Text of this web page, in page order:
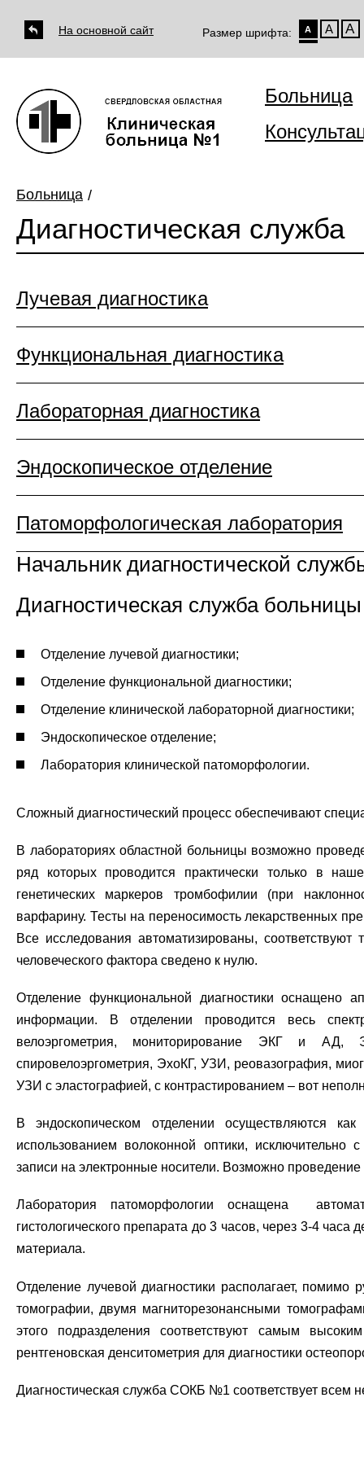
На основной сайт Размер шрифта: А А А
Больница
Больница
Диагностическая служба
Лучевая диагностика
Функциональная диагностика
Лабораторная диагностика
Эндоскопическое отделение
Патоморфологическая лаборатория
Начальник диагностической
Диагностическая служба
Отделение лучевой диагностики;
Отделение функциональной диагностики;
Отделение клинической лабораторной диагностики;
Эндоскопическое отделение;
Лаборатория клинической патоморфологии.
Сложный диагностический процесс обеспечивают
В лабораториях областной больницы возможно
ряд которых проводится практически только в
генетических маркеров тромбофилии (при
варфарину. Тесты на переносимость лекарственных
Все исследования автоматизированы,
человеческого фактора сведено к нулю.
Отделение функциональной диагностики оснащено
информации. В отделении проводится весь
велоэргометрия, мониторирование ЭКГ и
спировелоэргометрия, ЭхоКГ, УЗИ, реовазография,
УЗИ с эластографией, с контрастированием – вот
В эндоскопическом отделении
осуществляются
использованием волоконной оптики,
записи на электронные носители. Возможно
Лаборатория патоморфологии оснащена
гистологического препарата до 3 часов, через 3-4
материала.
Отделение лучевой диагностики располагает, помимо
томографии, двумя магниторезонансными
этого подразделения соответствуют самым
рентгеновская денситометрия для диагностики
Диагностическая служба СОКБ №1 соответствует